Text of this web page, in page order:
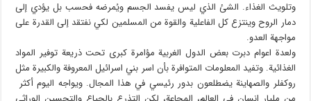
وتلويث الغذاء. الشئ الذي ليس يفسد الجسم ويُمرضه فحسب بل يؤدي إلى
دمار الروح وينتزع كل الفاعلية والقوة من المسلمين لكي نفتقد إلى القدرة على
مواجهة العدو.
ولعدة اعوام دبرت بعض الدول الغربية مؤامرة كبرى تحت ذريعة توفير المواد
الغذائية. وتفيد المعلومات المتوافرة بأن اسر بني اسرائيل المعروفة والكبيرة مثل
روكفلر والصهاينة يضطلعون بدور رئيسي في هذا المجال. ويواجه اليوم أكثر